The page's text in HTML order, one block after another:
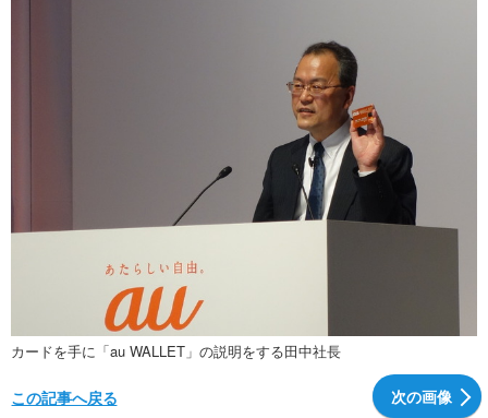
カードを手に「au WALLET」の説明をする田中社長
次の画像
この記事へ戻る